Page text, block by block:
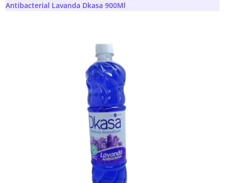
Antibacterial Lavanda Dkasa 900Ml